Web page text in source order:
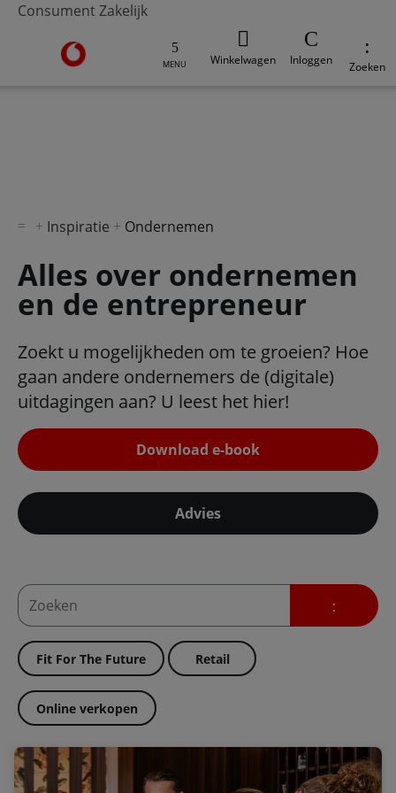
Consument Zakelijk
Ga naar de Vodafone homepage
MENU Winkelwagen Inloggen Zoeken
Inspiratie Ondernemen
Alles over ondernemen
en de entrepreneur
Zoekt u mogelijkheden om te groeien? Hoe
gaan andere ondernemers de (digitale)
uitdagingen aan? U leest het hier!
Download e-book
Advies
Fit For The Future Retail
Online verkopen